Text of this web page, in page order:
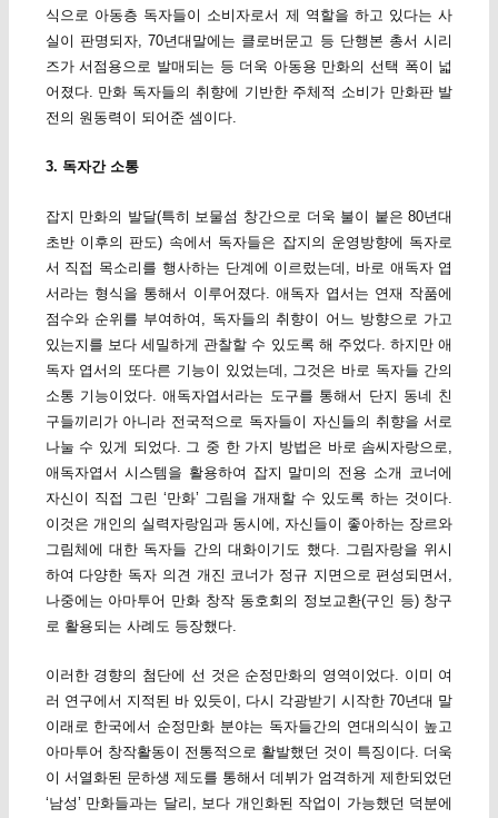
식으로 아동층 독자들이 소비자로서 제 역할을 하고 있다는 사
실이 판명되자, 70년대말에는 클로버문고 등 단행본 총서 시리
즈가 서점용으로 발매되는 등 더욱 아동용 만화의 선택 폭이 넓
어졌다. 만화 독자들의 취향에 기반한 주체적 소비가 만화판 발
전의 원동력이 되어준 셈이다.
3. 독자간 소통
잡지 만화의 발달(특히 보물섬 창간으로 더욱 불이 붙은 80년대
초반 이후의 판도) 속에서 독자들은 잡지의 운영방향에 독자로
서 직접 목소리를 행사하는 단계에 이르렀는데, 바로 애독자 엽
서라는 형식을 통해서 이루어졌다. 애독자 엽서는 연재 작품에
점수와 순위를 부여하여, 독자들의 취향이 어느 방향으로 가고
있는지를 보다 세밀하게 관찰할 수 있도록 해 주었다. 하지만 애
독자 엽서의 또다른 기능이 있었는데, 그것은 바로 독자들 간의
소통 기능이었다. 애독자엽서라는 도구를 통해서 단지 동네 친
구들끼리가 아니라 전국적으로 독자들이 자신들의 취향을 서로
나눌 수 있게 되었다. 그 중 한 가지 방법은 바로 솜씨자랑으로,
애독자엽서 시스템을 활용하여 잡지 말미의 전용 소개 코너에
자신이 직접 그린 ‘만화’ 그림을 개재할 수 있도록 하는 것이다.
이것은 개인의 실력자랑임과 동시에, 자신들이 좋아하는 장르와
그림체에 대한 독자들 간의 대화이기도 했다. 그림자랑을 위시
하여 다양한 독자 의견 개진 코너가 정규 지면으로 편성되면서,
나중에는 아마투어 만화 창작 동호회의 정보교환(구인 등) 창구
로 활용되는 사례도 등장했다.
이러한 경향의 첨단에 선 것은 순정만화의 영역이었다. 이미 여
러 연구에서 지적된 바 있듯이, 다시 각광받기 시작한 70년대 말
이래로 한국에서 순정만화 분야는 독자들간의 연대의식이 높고
아마투어 창작활동이 전통적으로 활발했던 것이 특징이다. 더욱
이 서열화된 문하생 제도를 통해서 데뷔가 엄격하게 제한되었던
‘남성’ 만화들과는 달리, 보다 개인화된 작업이 가능했던 덕분에